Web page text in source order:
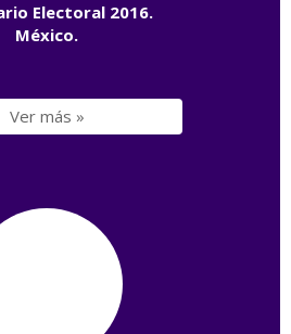
Electoral 2016.
México.
Ver más »